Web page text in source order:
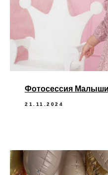
Фотосессия Малыши
21.11.2024